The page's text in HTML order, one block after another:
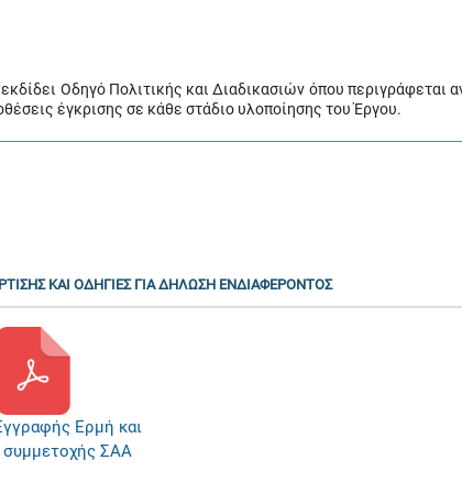
Οδηγό Πολιτικής και Διαδικασιών όπου περιγράφεται
έγκρισης σε κάθε στάδιο υλοποίησης του Έργου.
ΚΑΙ ΟΔΗΓΙΕΣ ΓΙΑ ΔΗΛΩΣΗ ΕΝΔΙΑΦΕΡΟΝΤΟΣ
Ερμή και
ΣΑΑ